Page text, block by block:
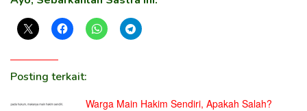
Posting terkait:
Warga Main Hakim Sendiri, Apakah Salah?